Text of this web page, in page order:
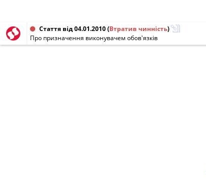
Стаття від 04.01.2010(Втратив чинність)
Про призначення виконувачем обов'язків